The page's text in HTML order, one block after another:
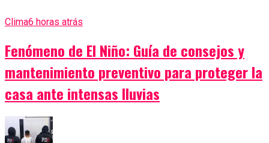
Clima6 horas atrás
Fenómeno de El Niño: Guía de consejos y
mantenimiento preventivo para proteger la
casa ante intensas lluvias